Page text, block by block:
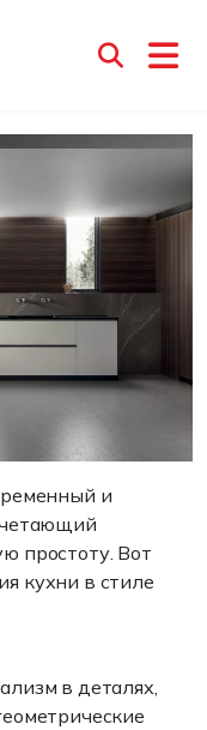
и
простоту. Вот
кухни в стиле
в деталях,